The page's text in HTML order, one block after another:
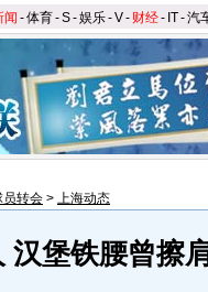
闻 -体育-S-娱乐-V- 财经- IT-汽
员转会 > 上海动态
汉堡铁腰曾擦